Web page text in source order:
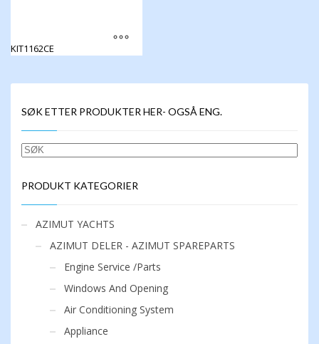
KIT1162CE
har
varianter.
Alternativene
kan
velges
produktsiden
SØK ETTER PRODUKTER HER- OGSÅ ENG.
SØK
PRODUKT KATEGORIER
AZIMUT YACHTS
AZIMUT DELER - AZIMUT SPAREPARTS
Engine Service /Parts
Windows And Opening
Air Conditioning System
Appliance